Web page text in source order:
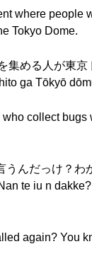
where people
Tokyo Dome.
集める人が東京
ga Tōkyō
collect bugs
うんだっけ？わ
te iu n
again? You